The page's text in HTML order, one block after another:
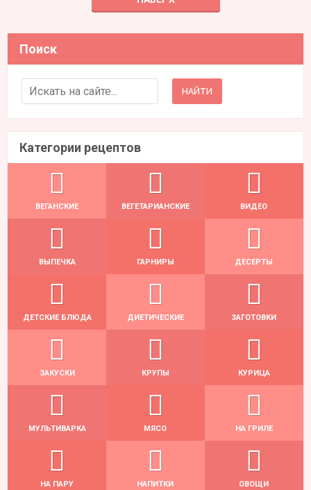
Поиск
Search for:
Категории рецептов
ВЕГАНСКИЕ ВЕГЕТАРИАНСКИЕ ВИДЕО
ВЫПЕЧКА ГАРНИРЫ ДЕСЕРТЫ
ДЕТСКИЕ БЛЮДА ДИЕТИЧЕСКИЕ ЗАГОТОВКИ
ЗАКУСКИ КРУПЫ КУРИЦА
МУЛЬТИВАРКА МЯСО НА ГРИЛЕ
НА ПАРУ НАПИТКИ ОВОЩИ